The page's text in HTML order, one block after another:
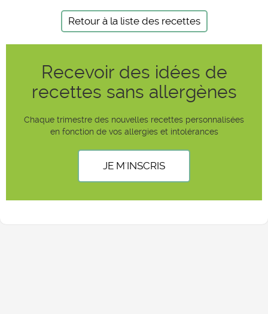
Retour à la liste des recettes
Recevoir des idées de
recettes sans allergènes
Chaque trimestre des nouvelles recettes personnalisées
en fonction de vos allergies et intolérances
JE M'INSCRIS